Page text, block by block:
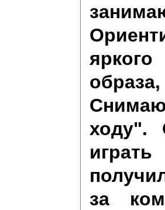
ходу".
за